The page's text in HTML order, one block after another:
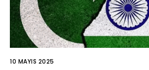
10 MAYIS 2025